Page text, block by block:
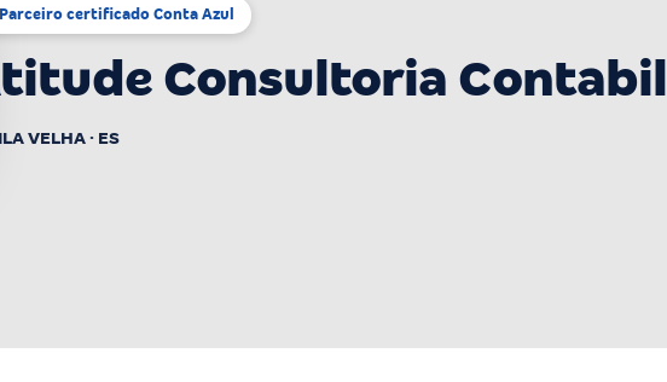
Parceiro certificado Conta Azul
Consultoria Contabil
VELHA · ES